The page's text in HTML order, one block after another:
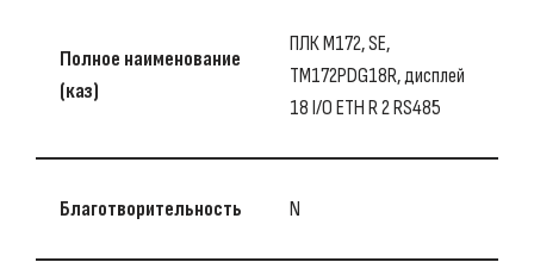
Полное наименование
(каз)
ПЛК М172, SE,
TM172PDG18R, дисплей
18 I/O ETH R 2 RS485
Благотворительность N